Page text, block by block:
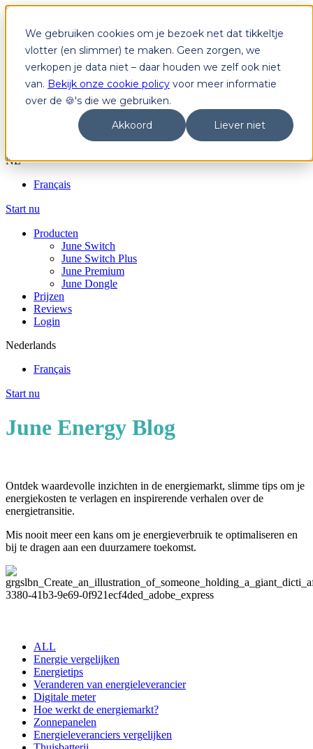
We gebruiken cookies om je bezoek net dat tikkeltje
vlotter (en slimmer) te maken. Geen zorgen, we
verkopen je data niet – daar houden we zelf ook niet
van. Bekijk onze cookie policy voor meer informatie
over de 🍪's die we gebruiken.
Akkoord
Liever niet
Producten
June Switch
June Switch Plus
June Premium
June Dongle
Prijzen
NL
Français
Start nu
Producten
June Switch
June Switch Plus
June Premium
June Dongle
Prijzen
Reviews
Login
Nederlands
Français
Start nu
June Energy Blog
Ontdek waardevolle inzichten in de energiemarkt, slimme tips om je
energiekosten te verlagen en inspirerende verhalen over de
energietransitie.
Mis nooit meer een kans om je energieverbruik te optimaliseren en
bij te dragen aan een duurzamere toekomst.
ALL
Energie vergelijken
Energietips
Veranderen van energieleverancier
Digitale meter
Hoe werkt de energiemarkt?
Zonnepanelen
Energieleveranciers vergelijken